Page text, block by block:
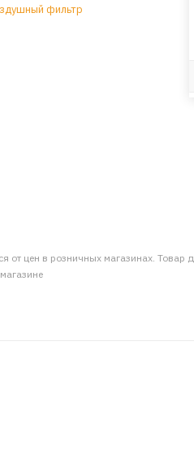
фильтр
от цен в розничных магазинах.